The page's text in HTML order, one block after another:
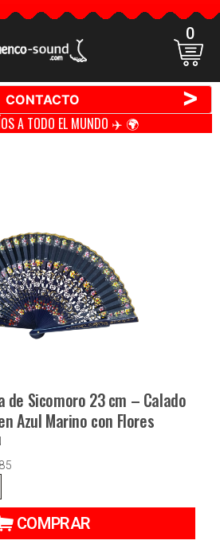
0
CONTACTO >
A TODO EL MUNDO ✈️ 🌍
de Sicomoro 23 cm – Calado
Azul Marino con Flores
COMPRAR